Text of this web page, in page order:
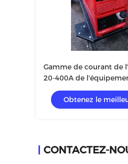
Gamme de courant de
20-400A de
soudure de MIG/MAG
10mmObtenez le
CONTACTEZ-